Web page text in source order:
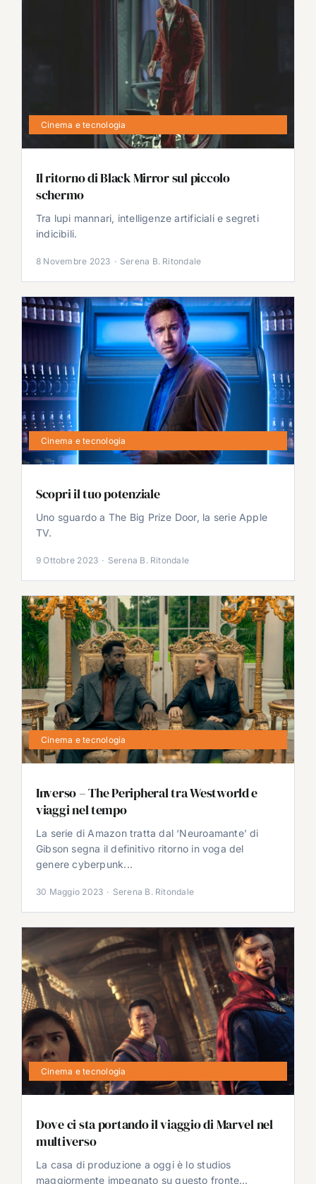
Cinema e tecnologia
Il ritorno di Black Mirror sul piccolo
schermo
Tra lupi mannari, intelligenze artificiali e segreti
indicibili.
8 Novembre 2023 · Serena B. Ritondale
Cinema e tecnologia
Scopri il tuo potenziale
Uno sguardo a The Big Prize Door, la serie Apple
TV.
9 Ottobre 2023 · Serena B. Ritondale
Cinema e tecnologia
Inverso – The Peripheral tra Westworld e
viaggi nel tempo
La serie di Amazon tratta dal ‘Neuroamante’ di
Gibson segna il definitivo ritorno in voga del
genere cyberpunk...
30 Maggio 2023 · Serena B. Ritondale
Cinema e tecnologia
Dove ci sta portando il viaggio di Marvel nel
multiverso
La casa di produzione a oggi è lo studios
maggiormente impegnato su questo fronte…